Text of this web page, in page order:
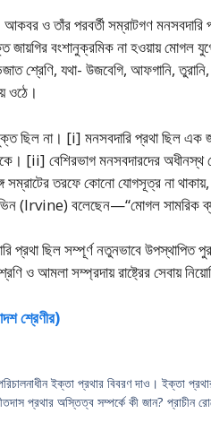
ও তাঁর পরবর্তী সম্রাটগণ মনসবদারি
বংশানুক্রমিক না হওয়ায় মােগল
শ্রেণি, যথা- উজবেগি, আফগানি,
ওঠে।
ছিল না। [i] মনসবদারি প্রথা ছিল এক
[ii] বেশিরভাগ মনসবদারদের
সম্রাটের তরফে কোনাে যােগসূত্র না
বলেছেন—“মােগল সামরিক
প্রথা ছিল সম্পূর্ণ নতুনভাবে উপস্থাপিত
ও আমলা সম্প্রদায় রাষ্ট্রের সেবায়
শ্রেণীর)
ইক্তা প্রথার বিবরণ দাও। ইক্তা
প্রথার অস্তিত্ব সম্পর্কে কী জান? প্রাচীন